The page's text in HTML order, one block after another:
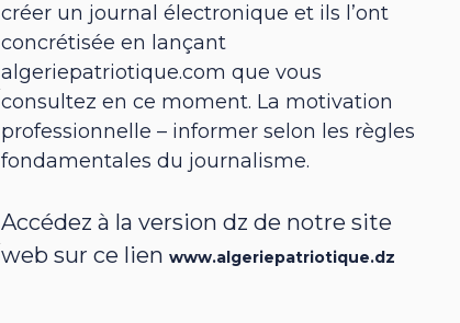
créer un journal électronique et ils l’ont
concrétisée en lançant
algeriepatriotique.com que vous
consultez en ce moment. La motivation
professionnelle – informer selon les règles
fondamentales du journalisme.
Accédez à la version dz de notre site
web sur ce lienwww.algeriepatriotique.dz